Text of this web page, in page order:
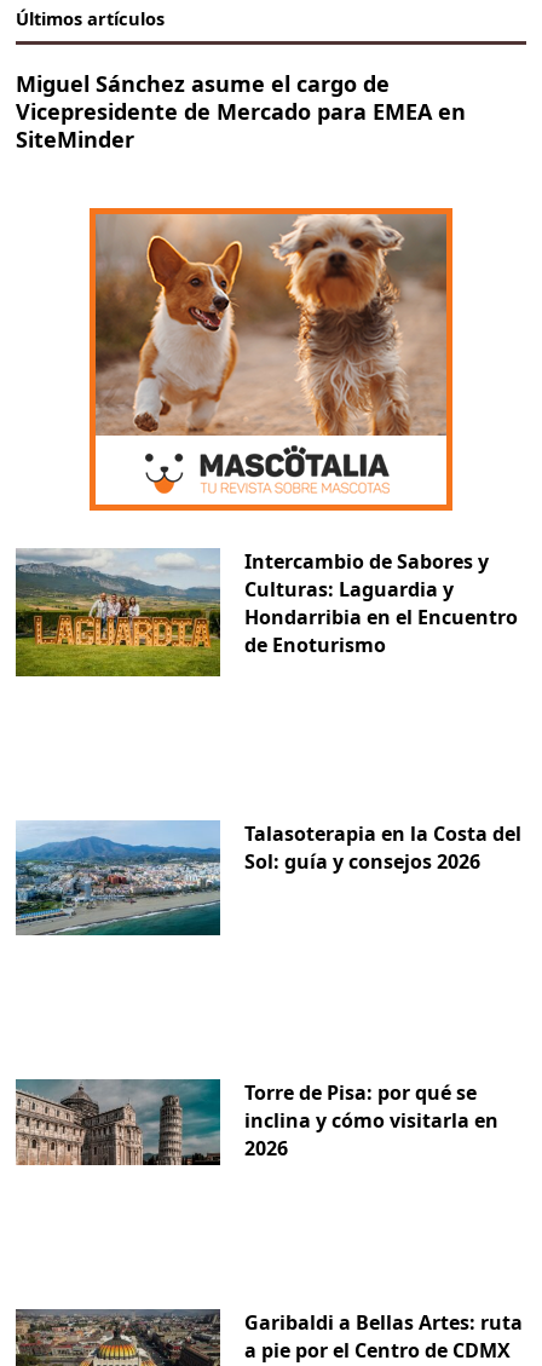
Últimos artículos
Miguel Sánchez asume el cargo de
Vicepresidente de Mercado para EMEA en
SiteMinder
Intercambio de Sabores y
Culturas: Laguardia y
Hondarribia en el Encuentro
de Enoturismo
Talasoterapia en la Costa del
Sol: guía y consejos 2026
Torre de Pisa: por qué se
inclina y cómo visitarla en
2026
Garibaldi a Bellas Artes: ruta
a pie por el Centro de CDMX